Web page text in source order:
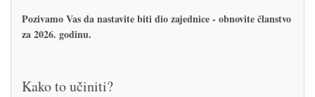
Pozivamo Vas da nastavite biti dio zajednice - obnovite članstvo
za 2026. godinu.
Kako to učiniti?